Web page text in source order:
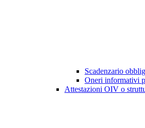
Scadenzario
Oneri informativi
Attestazioni OIV o